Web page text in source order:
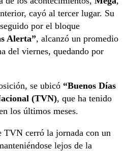
cayó al tercer lugar. Su
por el bloque
Alerta”, alcanzó un promedio
del viernes, quedando por
se ubicó “Buenos Días
(TVN), que ha tenido
los últimos meses.
TVN cerró la jornada con un
lejos de la